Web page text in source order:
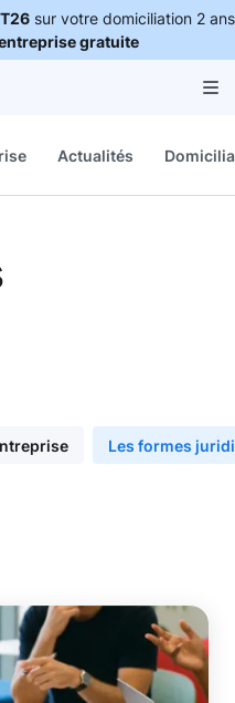
sur votre domiciliation 2 ans
gratuite
Actualités
Les formes